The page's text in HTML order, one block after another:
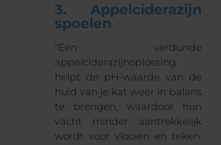
3. Appelciderazijn
spoelen
"Een verdunde
appelciderazijnoplossing
helpt de pH-waarde van de
huid van je kat weer in balans
te brengen, waardoor hun
vacht minder aantrekkelijk
wordt voor vlooien en teken.